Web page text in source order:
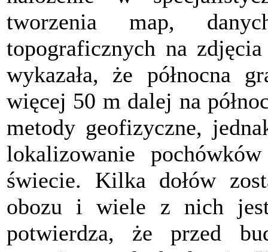
tworzenia map,
topograficznych na
wykazała, że północna
więcej 50 m dalej na
metody geofizyczne,
lokalizowanie
świecie. Kilka dołów
obozu i wiele z nich
potwierdza, że przed